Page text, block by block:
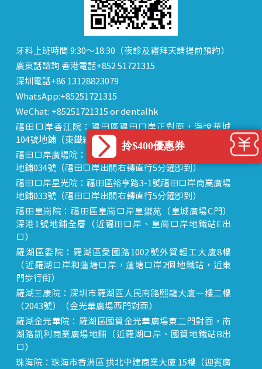
牙科上班時間 9:30～18:30（夜診及禮拜天請提前預約）
廣東話諮詢 香港電話+852 51721315
深圳電話+86 13128823079
WhatsApp:+85251721315
WeChat: +85251721315 or dentalhk
福田口岸香江院：福田區福田口岸正對面，海悅華城
104號地鋪（東鐵線落馬洲站出關對面即到）
福田口岸廣場院：福田區裕亨路3-1號福田口岸商業廣場
地鋪034號（福田口岸出關右轉直行5分鐘即到）
福田口岸星光院：福田區裕亨路3-1號福田口岸商業廣場
地鋪033號（福田口岸出關右轉直行5分鐘即到）
福田皇崗院：福田區皇崗口岸皇禦苑（皇城廣場C門）
深港1號地鋪全層（近福田口岸、皇崗口岸地鐵站E出
口）
羅湖區委院：羅湖區愛國路1002號外貿輕工大廈8樓
（近羅湖口岸和蓮塘口岸，蓮塘口岸2個地鐵站，近東
門步行街）
羅湖三康院：深圳市羅湖區人民南路熙龍大廈一樓二樓
（2043號）（金光華廣場西門對面）
羅湖金光華院：羅湖區國貿金光華廣場東二門對面，南
湖路凱利商業廣場地鋪（近羅湖口岸、國貿地鐵站B出
口）
珠海院：珠海市香洲區 拱北中建商業大廈 15樓（迎賓廣
拎$400優惠券